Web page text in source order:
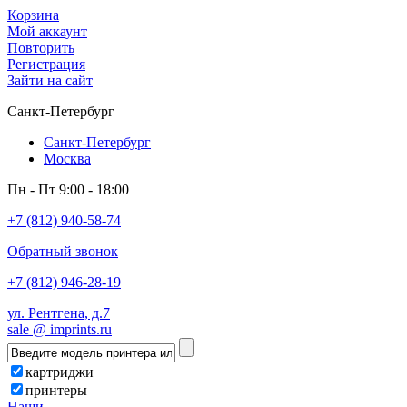
Корзина
Мой аккаунт
Повторить
Регистрация
Зайти на сайт
Санкт-Петербург
Санкт-Петербург
Москва
Пн - Пт 9:00 - 18:00
+7 (812) 940-58-74
Обратный звонок
+7 (812) 946-28-19
ул. Рентгена, д.7
sale @ imprints.ru
картриджи
принтеры